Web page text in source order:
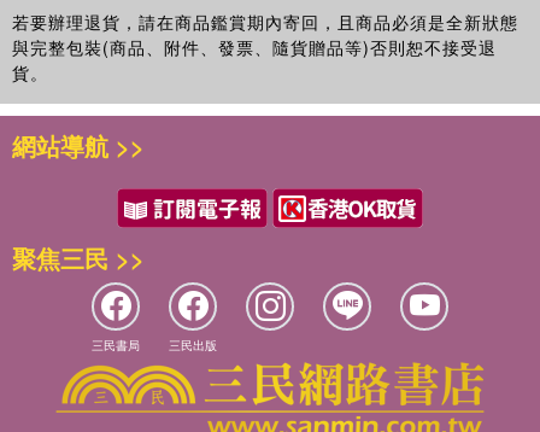
眼）；體制內的教育工作者，家長必須去討好他們，但「家庭教
師」不是，在家長心目中，你是我花錢請來的「契約勞工」，隨時
被評鑑，隨時被檢驗，也可以隨時被當掉。
與孩子，尋求最好的平衡點，如此才能順利完成「家教」的使命，
然而，「家庭教師」又不僅是一個中介者而已；中介者可以游移，
可以將自己客觀化，也可以隨時抽身離去，但家庭教師很難如此。
家庭教師的工作場域，是別人的家庭，他必須進入一個私領域，才
能扮演中介的角色。書中，曉樂發現自己早已成為一個陌生家庭的
介入者，她不知不覺地介入他者的生活、親情、衝突，甚至還介入
他們的祕密與傷痛。她也經常徘徊於「主動介入」與否的矛盾中；
眼鏡仔一再遭受親情暴力，她掙扎許久，終究不曾挺身而出，自責
不已；紀小弟被母親奪去理想中的人生，她挺身而出，卻被冷冷地
若要辦理退貨，請在商品鑑賞期內寄回，且商品必須是全新狀態
與完整包裝(商品、附件、發票、隨貨贈品等)否則恕不接受退
貨。
網站導航 >>
聚焦三民 >>
三民書局 三民出版